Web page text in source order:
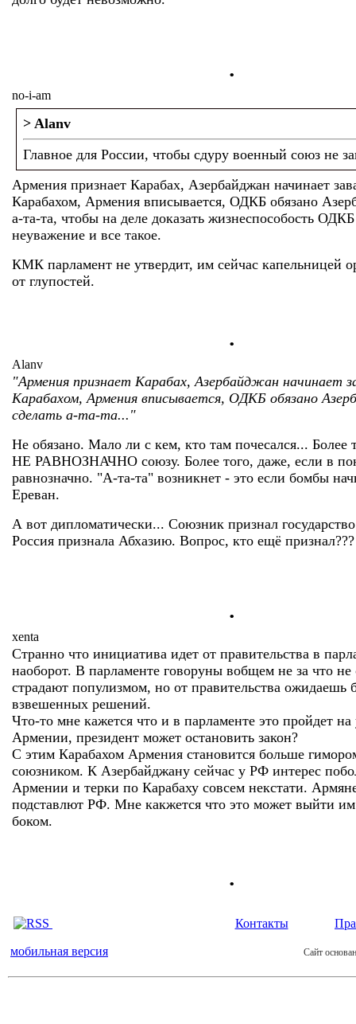
.
no-i-am
> Alanv
Главное для России, чтобы сдуру военный союз не
Армения признает Карабах, Азербайджан начинает
Карабахом, Армения вписывается, ОДКБ обязано
а-та-та, чтобы на деле доказать жизнеспособость
неуважение и все такое.
КМК парламент не утвердит, им сейчас капельницей
от глупостей.
.
Alanv
"Армения признает Карабах, Азербайджан начинает
Карабахом, Армения вписывается, ОДКБ обязано
сделать а-та-та..."
Не обязано. Мало ли с кем, кто там почесался... Более
НЕ РАВНОЗНАЧНО союзу. Более того, даже, если в
равнозначно. "А-та-та" возникнет - это если бомбы
Ереван.
А вот дипломатически... Союзник признал
Россия признала Абхазию. Вопрос, кто ещё признал???
.
xenta
Странно что инициатива идет от правительства в
наоборот. В парламенте говоруны вобщем не за что не
страдают популизмом, но от правительства ожидаешь
взвешенных решений.
Что-то мне кажется что и в парламенте это пройдет
Армении, президент может остановить закон?
С этим Карабахом Армения становится больше
союзником. К Азербайджану сейчас у РФ интерес
Армении и терки по Карабаху совсем некстати.
подставлют РФ. Мне какжется что это может выйти
боком.
.
Контакты
мобильная версия Сайт